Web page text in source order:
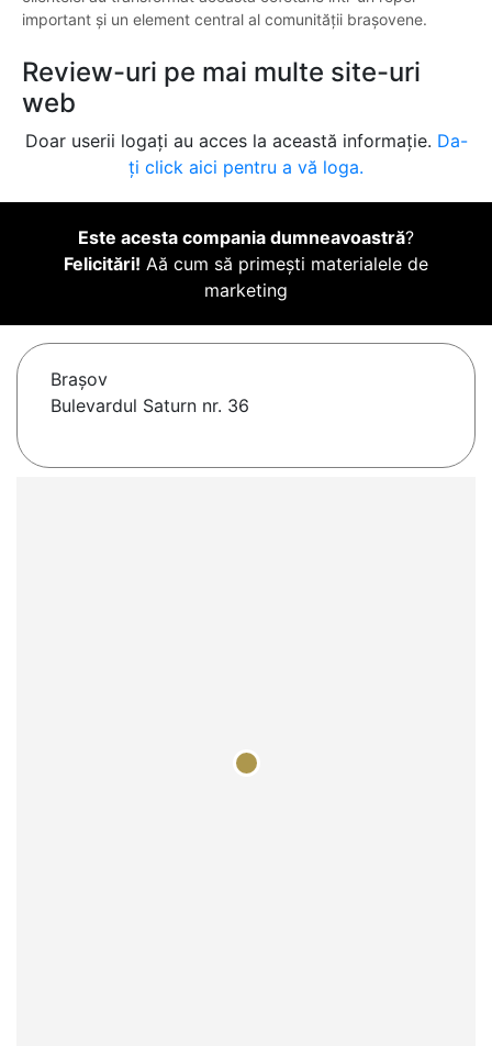
important și un element central al comunității brașovene.
Review-uri pe mai multe site-uri
web
Doar userii logați au acces la această informație. Da-
ți click aici pentru a vă loga.
Este acesta compania dumneavoastră?
Felicitări! Aă cum să primești materialele de
marketing
Brașov
Bulevardul Saturn nr. 36